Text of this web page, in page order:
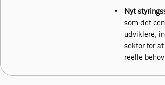
Nyt
som det
udviklere,
sektor for
reelle